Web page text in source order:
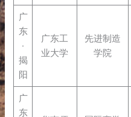
广
东
·
揭
阳
广东工
业大学
先进制造
学院
广
东